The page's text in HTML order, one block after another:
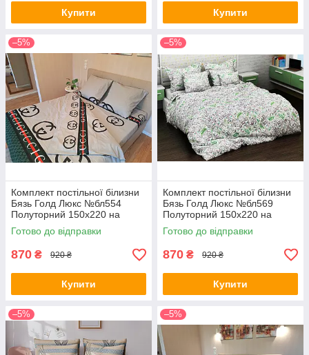
Купити Купити
–5%
Комплект постільної білизни
Бязь Голд Люкс №бл554
Полуторний 150х220 на
кнопках
Готово до відправки
870 ₴ 920 ₴
Купити
–5%
Комплект постільної білизни
Бязь Голд Люкс №бл569
Полуторний 150х220 на
кнопках
Готово до відправки
870 ₴ 920 ₴
Купити
–5% –5%